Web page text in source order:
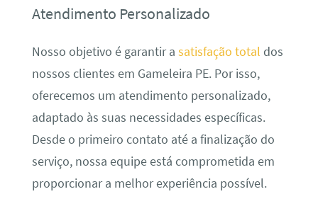
Atendimento Personalizado
Nosso objetivo é garantir a satisfação total dos
nossos clientes em Gameleira PE. Por isso,
oferecemos um atendimento personalizado,
adaptado às suas necessidades específicas.
Desde o primeiro contato até a finalização do
serviço, nossa equipe está comprometida em
proporcionar a melhor experiência possível.